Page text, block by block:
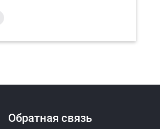
Обратная связь